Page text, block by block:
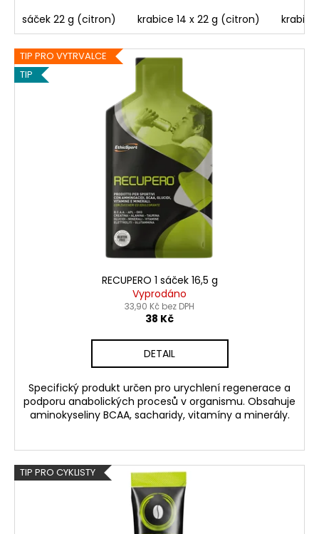
sáček 22 g (citron) krabice 14 x 22 g (citron)
TIP PRO VYTRVALCE
TIP
RECUPERO 1 sáček 16,5 g
Vyprodáno
33,90 Kč bez DPH
38 Kč
DETAIL
Specifický produkt určen pro urychlení regenerace a
podporu anabolických procesů v organismu. Obsahuje
aminokyseliny BCAA, sacharidy, vitamíny a minerály.
TIP PRO CYKLISTY